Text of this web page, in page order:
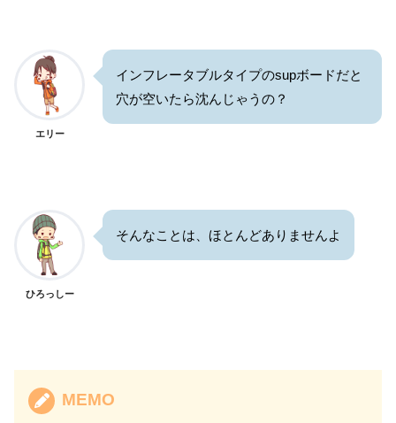
エリー
インフレータブルタイプのsupボードだと
穴が空いたら沈んじゃうの？
ひろっしー
そんなことは、ほとんどありませんよ
MEMO